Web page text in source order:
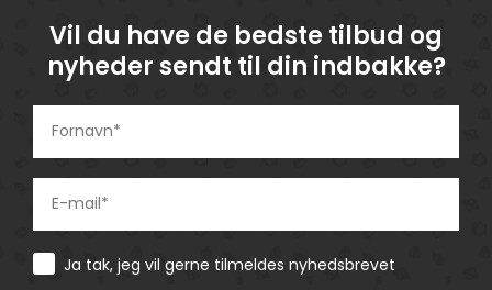
Vil du have de bedste tilbud og
nyheder sendt til din indbakke?
Consent
Ja tak, jeg vil gerne tilmeldes nyhedsbrevet